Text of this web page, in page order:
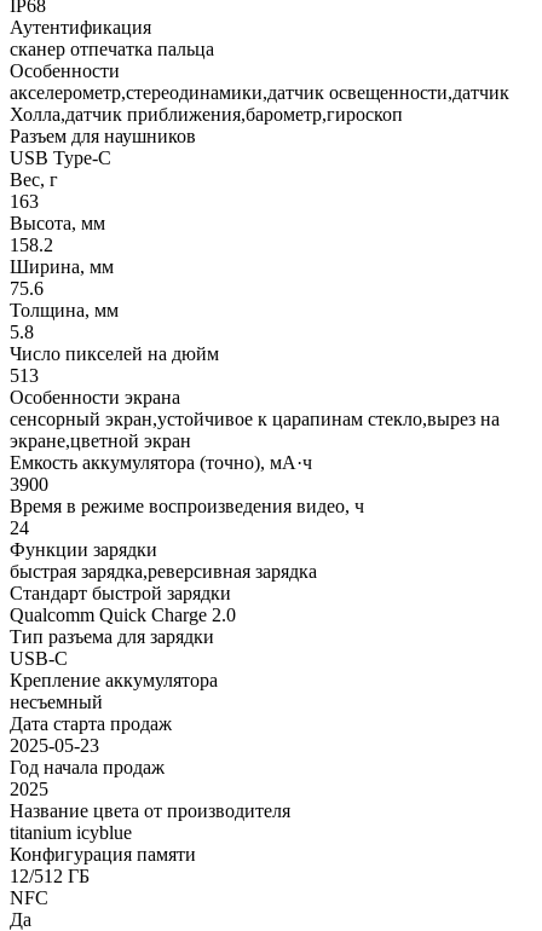
IP68
Аутентификация
сканер отпечатка пальца
Особенности
акселерометр,стереодинамики,датчик освещенности,датчик
Холла,датчик приближения,барометр,гироскоп
Разъем для наушников
USB Type-C
Вес, г
163
Высота, мм
158.2
Ширина, мм
75.6
Толщина, мм
5.8
Число пикселей на дюйм
513
Особенности экрана
сенсорный экран,устойчивое к царапинам стекло,вырез на
экране,цветной экран
Емкость аккумулятора (точно), мА·ч
3900
Время в режиме воспроизведения видео, ч
24
Функции зарядки
быстрая зарядка,реверсивная зарядка
Стандарт быстрой зарядки
Qualcomm Quick Charge 2.0
Тип разъема для зарядки
USB-C
Крепление аккумулятора
несъемный
Дата старта продаж
2025-05-23
Год начала продаж
2025
Название цвета от производителя
titanium icyblue
Конфигурация памяти
12/512 ГБ
NFC
Да